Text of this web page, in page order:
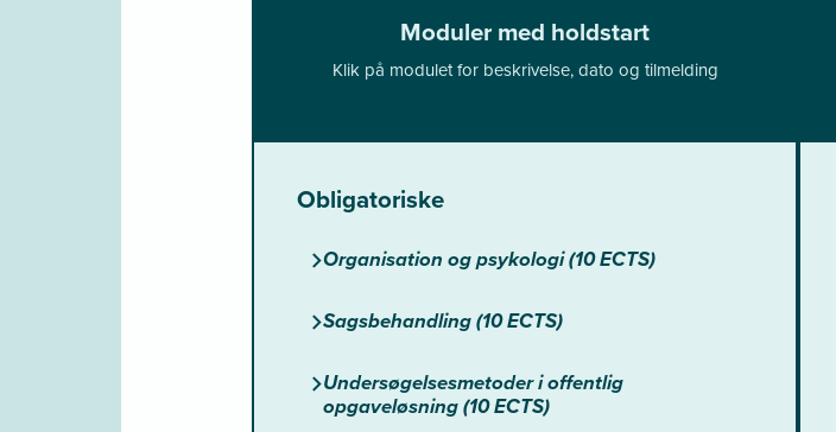
Moduler med holdstart
Klik på modulet for beskrivelse, dato og tilmelding
Obligatoriske
Organisation og psykologi (10 ECTS)
Sagsbehandling (10 ECTS)
Undersøgelsesmetoder i offentlig
opgaveløsning (10 ECTS)